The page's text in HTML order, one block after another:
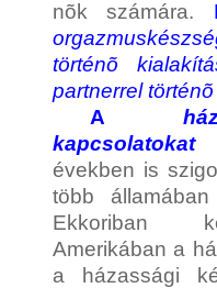
nõk számára.
történõ
partnerrel
A
kapcsolatokat
években is
több
Ekkoriban
Amerikában a
a házassági